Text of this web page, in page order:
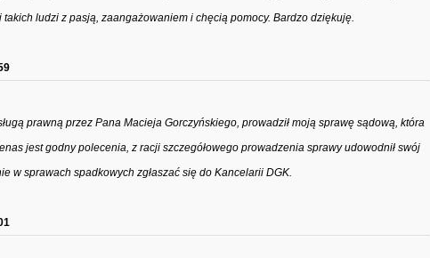
takich ludzi z pasją, zaangażowaniem i chęcią pomocy. Bardzo dziękuję.
prawną przez Pana Macieja Gorczyńskiego, prowadził moją sprawę sądową, która
jest godny polecenia, z racji szczegółowego prowadzenia sprawy udowodnił swój
w sprawach spadkowych zgłaszać się do Kancelarii DGK.